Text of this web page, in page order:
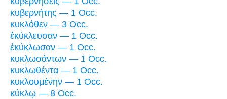
κυβερνήτης — 1 Occ.
κυκλόθεν — 3 Occ.
ἐκύκλευσαν — 1 Occ.
ἐκύκλωσαν — 1 Occ.
κυκλωσάντων — 1 Occ.
κυκλωθέντα — 1 Occ.
κυκλουμένην — 1 Occ.
κύκλῳ — 8 Occ.